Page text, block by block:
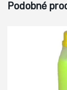
Podobné